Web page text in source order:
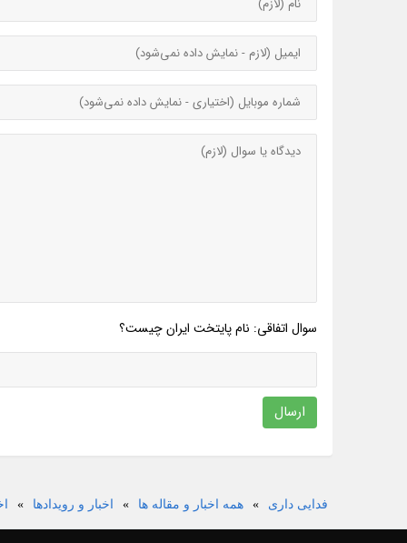
سوال اتفاقی: نام پایتخت ایران چیست؟
ارسال
فدایی داری » همه اخبار و مقاله ها » اخبار و رویدادها »